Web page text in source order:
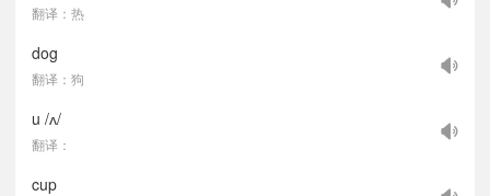
翻译：热
dog
翻译：狗
u /ʌ/
翻译：
cup